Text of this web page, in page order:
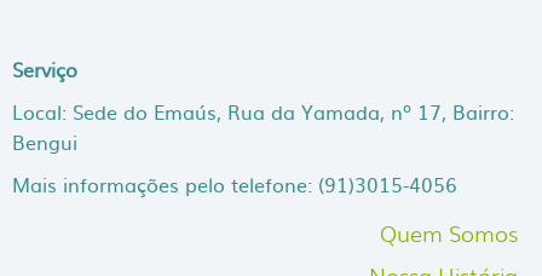
Serviço
Local: Sede do Emaús, Rua da Yamada, nº 17, Bairro:
Bengui
Mais informações pelo telefone: (91)3015-4056
Quem Somos